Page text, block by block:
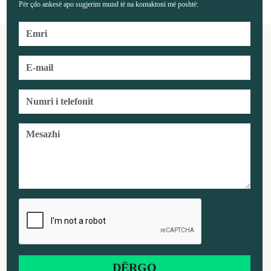
Për çdo ankesë apo sugjerim mund të na kontaktoni më poshtë: